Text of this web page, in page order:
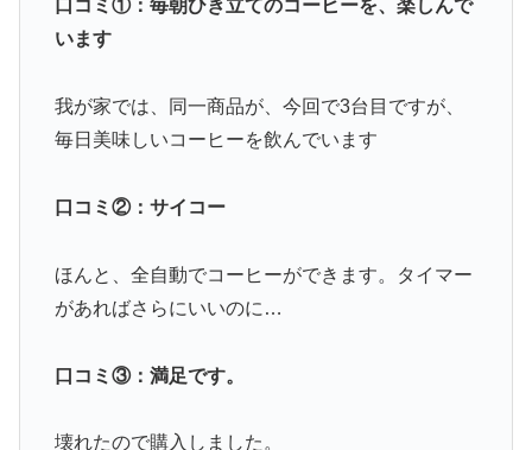
口コミ①：毎朝ひき立てのコーヒーを、楽しんで
います
我が家では、同一商品が、今回で3台目ですが、
毎日美味しいコーヒーを飲んでいます
口コミ②：サイコー
ほんと、全自動でコーヒーができます。タイマー
があればさらにいいのに…
口コミ③：満足です。
壊れたので購入しました。